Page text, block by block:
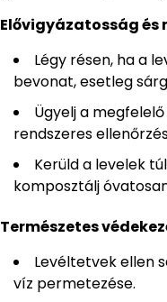
Elővigyázatosság és
Légy résen, ha a
bevonat, esetleg
Ügyelj a
rendszeres
Kerüld a levelek
komposztálj
Természetes
Levéltetvek ellen
víz permetezése.